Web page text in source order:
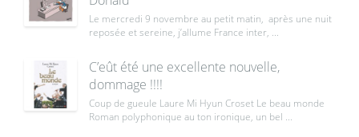
Le mercredi 9 novembre au petit matin, après une nuit
reposée et sereine, j’allume France inter, ...
C’eût été une excellente nouvelle,
dommage !!!!
Coup de gueule Laure Mi Hyun Croset Le beau monde
Roman polyphonique au ton ironique, un bel ...